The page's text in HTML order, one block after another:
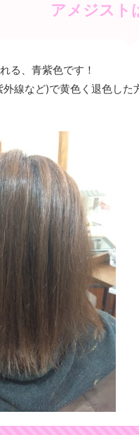
アメジスト
る、青紫色です！
線など)で黄色く退色した